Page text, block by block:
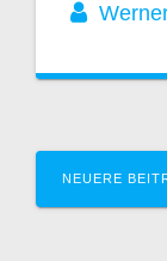
NEUERE